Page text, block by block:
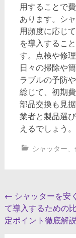
用することで
あります。シ
用頻度に応じ
を導入するこ
す。点検や修
日々の掃除や
ラブルの予防
総じて、初期
部品交換も見
業者と製品選
えるでしょう。
シャッター、
投
稿
ナ
← シャッターを安
て導入するための
定ポイント徹底解